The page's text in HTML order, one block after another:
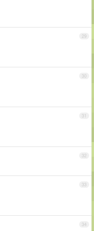
29
30
31
32
33
34